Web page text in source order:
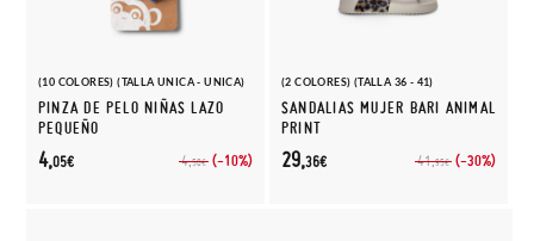
(10 COLORES) (TALLA UNICA - UNICA)
PINZA DE PELO NIÑAS LAZO
PEQUEÑO
4,50€ (-10%)
4,05€
(2 COLORES) (TALLA 36 - 41)
SANDALIAS MUJER BARI ANIMAL
PRINT
41,95€ (-30%)
29,36€